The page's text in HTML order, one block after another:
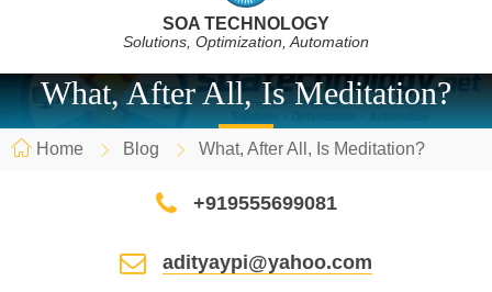
SOA TECHNOLOGY
Solutions, Optimization, Automation
What, After All, Is Meditation?
Home Blog What, After All, Is Meditation?
+919555699081
adityaypi@yahoo.com